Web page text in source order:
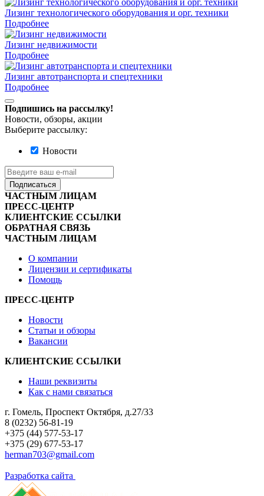
Лизинг технологического оборудования и орг. техники
Подробнее
Лизинг недвижимости
Подробнее
Лизинг автотранспорта и спецтехники
Подробнее
Подпишись на рассылку!
Новости, обзоры, акции
Выберите рассылку:
Новости
Подписаться
ЧАСТНЫМ ЛИЦАМ
ПРЕСС-ЦЕНТР
КЛИЕНТСКИЕ ССЫЛКИ
ОБРАТНАЯ СВЯЗЬ
ЧАСТНЫМ ЛИЦАМ
О компании
Лицензии и сертификаты
Помощь
ПРЕСС-ЦЕНТР
Новости
Статьи и обзоры
Вакансии
КЛИЕНТСКИЕ ССЫЛКИ
Наши реквизиты
Как с нами связаться
г. Гомель, Проспект Октября, д.27/33
8 (0232) 56-81-19
+375 (44) 577-53-17
+375 (29) 677-53-17
herman703@gmail.com
Разработка сайта